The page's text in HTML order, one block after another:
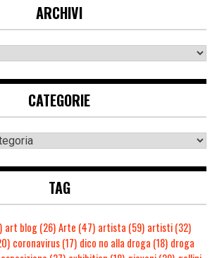
ARCHIVI
CATEGORIE
TAG
art blog(26)Arte (47) artista (59) artisti(32)
coronavirus(17) dico no alla droga (18) droga